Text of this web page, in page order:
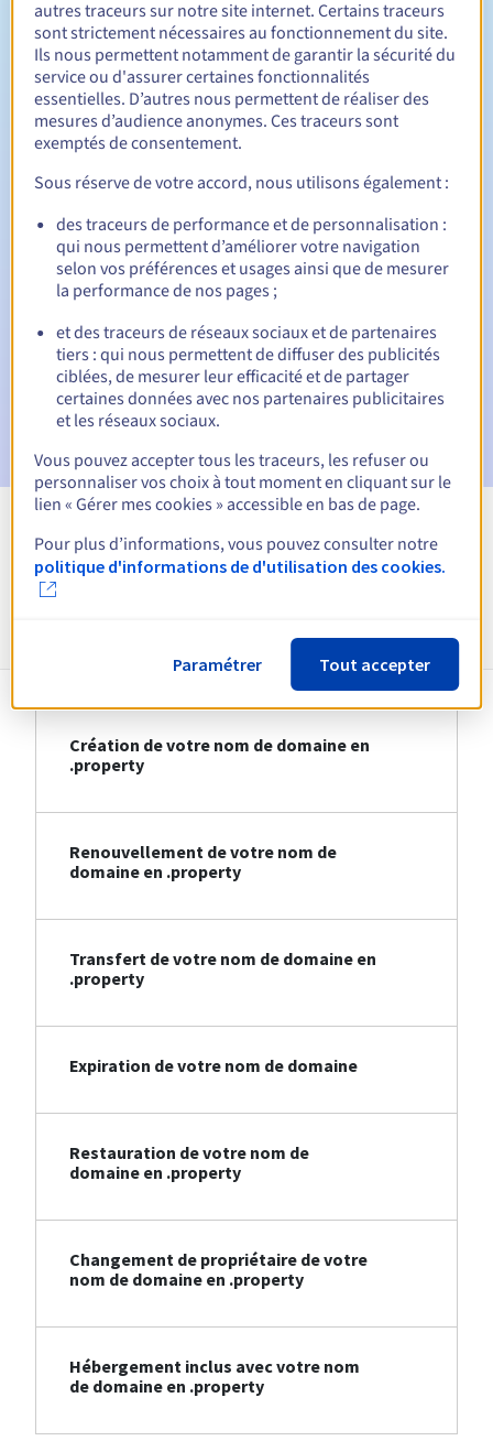
Durée de renouvellement Entre 1 et 10 ans
Période de rédemption
Notifications automatiques :
Emails d'avertissement :60, 30, 15, 7 et 3 jours avant la
date d'échéance
Email le jour de l'expirationpour notification de la
suspension du nom de domaine
Email après la Redemption Grace Periodpour notification
de la suppression du nom de domaine
Voir toutes les extensions
Création de votre nom de domaine en
.property
Renouvellement de votre nom de
domaine en .property
Transfert de votre nom de domaine en
.property
Expiration de votre nom de domaine
Restauration de votre nom de
domaine en .property
Changement de propriétaire de votre
nom de domaine en .property
Hébergement inclus avec votre nom
de domaine en .property
autres traceurs sur notre site internet. Certains traceurs
sont strictement nécessaires au fonctionnement du site.
Ils nous permettent notamment de garantir la sécurité du
service ou d'assurer certaines fonctionnalités
essentielles. D’autres nous permettent de réaliser des
mesures d’audience anonymes. Ces traceurs sont
exemptés de consentement.
Sous réserve de votre accord, nous utilisons également :
des traceurs de performance et de personnalisation :
qui nous permettent d’améliorer votre navigation
selon vos préférences et usages ainsi que de mesurer
la performance de nos pages ;
et des traceurs de réseaux sociaux et de partenaires
tiers : qui nous permettent de diffuser des publicités
ciblées, de mesurer leur efficacité et de partager
certaines données avec nos partenaires publicitaires
et les réseaux sociaux.
Vous pouvez accepter tous les traceurs, les refuser ou
personnaliser vos choix à tout moment en cliquant sur le
lien « Gérer mes cookies » accessible en bas de page.
Pour plus d’informations, vous pouvez consulter notre
politique d'informations de d'utilisation des cookies.
Paramétrer Tout accepter